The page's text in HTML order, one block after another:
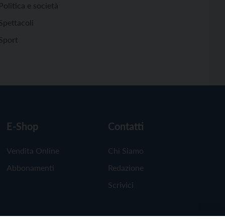
Politica e società
E-Shop
Vendita Online
Abbonamenti
Contatti
Chi Siamo
Redazione
Scrivici